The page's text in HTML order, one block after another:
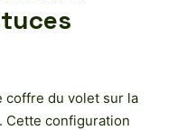
coffre du volet sur la
Cette configuration